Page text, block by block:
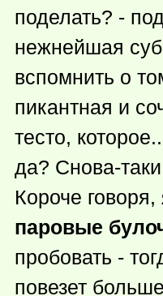
поделать? -
нежнейшая
вспомнить о
пикантная и
тесто,
да? Снова-
Короче говоря,
паровые
пробовать -
повезет